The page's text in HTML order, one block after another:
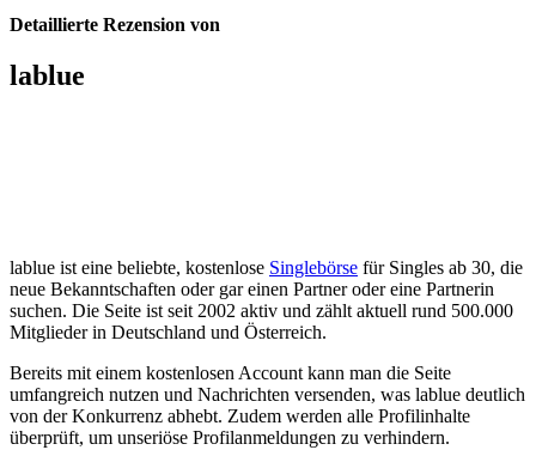
Detaillierte Rezension von
lablue
lablue ist eine beliebte, kostenlose Singlebörse für Singles ab 30, die
neue Bekanntschaften oder gar einen Partner oder eine Partnerin
suchen. Die Seite ist seit 2002 aktiv und zählt aktuell rund 500.000
Mitglieder in Deutschland und Österreich.
Bereits mit einem kostenlosen Account kann man die Seite
umfangreich nutzen und Nachrichten versenden, was lablue deutlich
von der Konkurrenz abhebt. Zudem werden alle Profilinhalte
überprüft, um unseriöse Profilanmeldungen zu verhindern.